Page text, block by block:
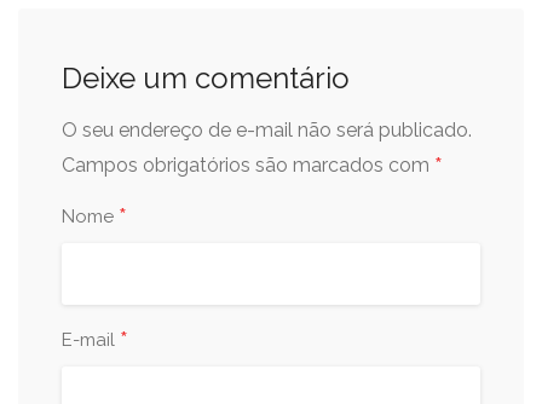
Deixe um comentário
O seu endereço de e-mail não será publicado.
Campos obrigatórios são marcados com *
Nome *
E-mail *